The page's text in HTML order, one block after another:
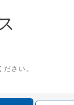
さい。